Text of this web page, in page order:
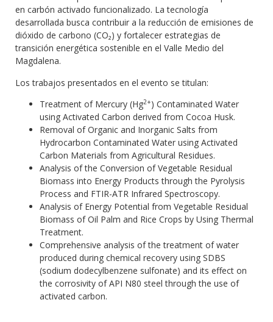
en carbón activado funcionalizado. La tecnología
desarrollada busca contribuir a la reducción de emisiones de
dióxido de carbono (CO₂) y fortalecer estrategias de
transición energética sostenible en el Valle Medio del
Magdalena.
Los trabajos presentados en el evento se titulan:
Treatment of Mercury (Hg2+) Contaminated Water
using Activated Carbon derived from Cocoa Husk.
Removal of Organic and Inorganic Salts from
Hydrocarbon Contaminated Water using Activated
Carbon Materials from Agricultural Residues.
Analysis of the Conversion of Vegetable Residual
Biomass into Energy Products through the Pyrolysis
Process and FTIR-ATR Infrared Spectroscopy.
Analysis of Energy Potential from Vegetable Residual
Biomass of Oil Palm and Rice Crops by Using Thermal
Treatment.
Comprehensive analysis of the treatment of water
produced during chemical recovery using SDBS
(sodium dodecylbenzene sulfonate) and its effect on
the corrosivity of API N80 steel through the use of
activated carbon.